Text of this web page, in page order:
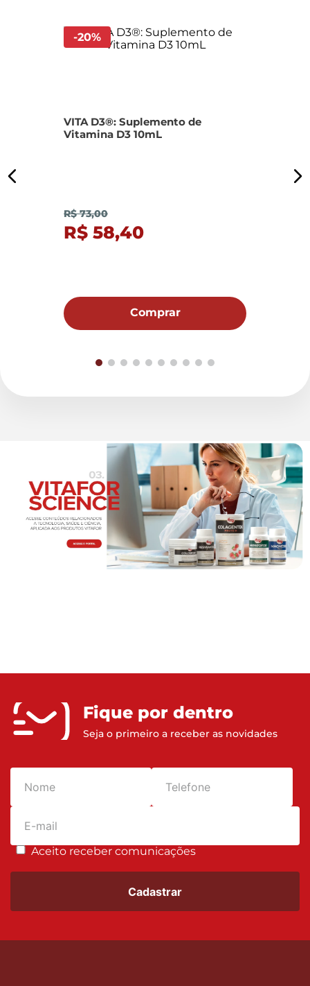
VITA D3®: Suplemento de
Vitamina D3 10mL
-20%
R$ 73,00
R$ 58,40
Fique por dentro
Seja o primeiro a receber as novidades
Aceito receber comunicações
Cadastrar